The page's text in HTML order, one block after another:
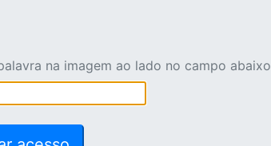
na imagem ao lado no campo abaixo